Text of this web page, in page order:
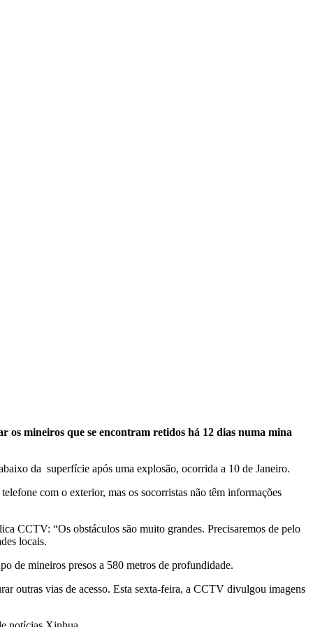
os mineiros que se encontram retidos há 12 dias numa mina
da superfície após uma explosão, ocorrida a 10 de Janeiro.
com o exterior, mas os socorristas não têm informações
CCTV: “Os obstáculos são muito grandes. Precisaremos de pelo
locais.
de mineiros presos a 580 metros de profundidade.
outras vias de acesso. Esta sexta-feira, a CCTV divulgou imagens